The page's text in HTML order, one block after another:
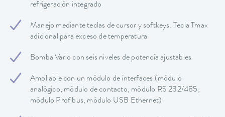
refrigeración integrado
Manejo mediante teclas de cursor y softkeys. Tecla Tmax
adicional para exceso de temperatura
Bomba Vario con seis niveles de potencia ajustables
Ampliable con un módulo de interfaces (módulo
analógico, módulo de contacto, módulo RS 232/485,
módulo Profibus, módulo USB Ethernet)